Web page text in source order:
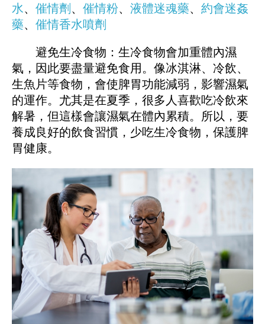
水、 催情劑 、 催情粉、 液體迷魂藥、 約會迷姦
藥、 催情香水噴劑
避免生冷食物：生冷食物會加重體內濕
氣，因此要盡量避免食用。像冰淇淋、冷飲、
生魚片等食物，會使脾胃功能減弱，影響濕氣
的運作。尤其是在夏季，很多人喜歡吃冷飲來
解暑，但這樣會讓濕氣在體內累積。所以，要
養成良好的飲食習慣，少吃生冷食物，保護脾
胃健康。